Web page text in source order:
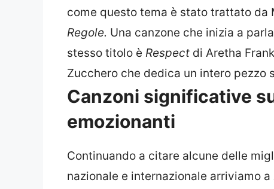
come questo tema è stato trattato da
Regole. Una canzone che inizia a
stesso titolo è Respect di Aretha
Zucchero che dedica un intero
Canzoni significative
emozionanti
Continuando a citare alcune delle
nazionale e internazionale arriviamo a